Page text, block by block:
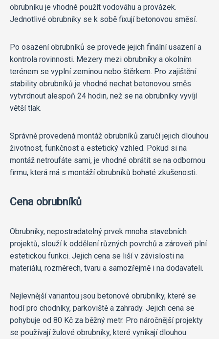
obrubníku je vhodné použít vodováhu a provázek.
Jednotlivé obrubníky se k sobě fixují betonovou směsí.
Po osazení obrubníků se provede jejich finální usazení a
kontrola rovinnosti. Mezery mezi obrubníky a okolním
terénem se vyplní zeminou nebo štěrkem. Pro zajištění
stability obrubníků je vhodné nechat betonovou směs
vytvrdnout alespoň 24 hodin, než se na obrubníky vyvíjí
větší tlak.
Správně provedená montáž obrubníků zaručí jejich dlouhou
životnost, funkčnost a estetický vzhled. Pokud si na
montáž netroufáte sami, je vhodné obrátit se na odbornou
firmu, která má s montáží obrubníků bohaté zkušenosti.
Cena obrubníků
Obrubníky, nepostradatelný prvek mnoha stavebních
projektů, slouží k oddělení různých povrchů a zároveň plní
estetickou funkci. Jejich cena se liší v závislosti na
materiálu, rozměrech, tvaru a samozřejmě i na dodavateli.
Nejlevnější variantou jsou betonové obrubníky, které se
hodí pro chodníky, parkoviště a zahrady. Jejich cena se
pohybuje od 80 Kč za běžný metr. Pro náročnější projekty
se používají žulové obrubníky, které vynikají dlouhou